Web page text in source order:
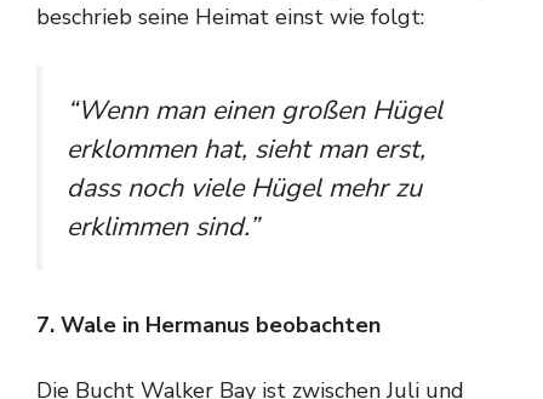
beschrieb seine Heimat einst wie folgt:
“Wenn man einen großen Hügel
erklommen hat, sieht man erst,
dass noch viele Hügel mehr zu
erklimmen sind.”
7. Wale in Hermanus beobachten
Die Bucht Walker Bay ist zwischen Juli und